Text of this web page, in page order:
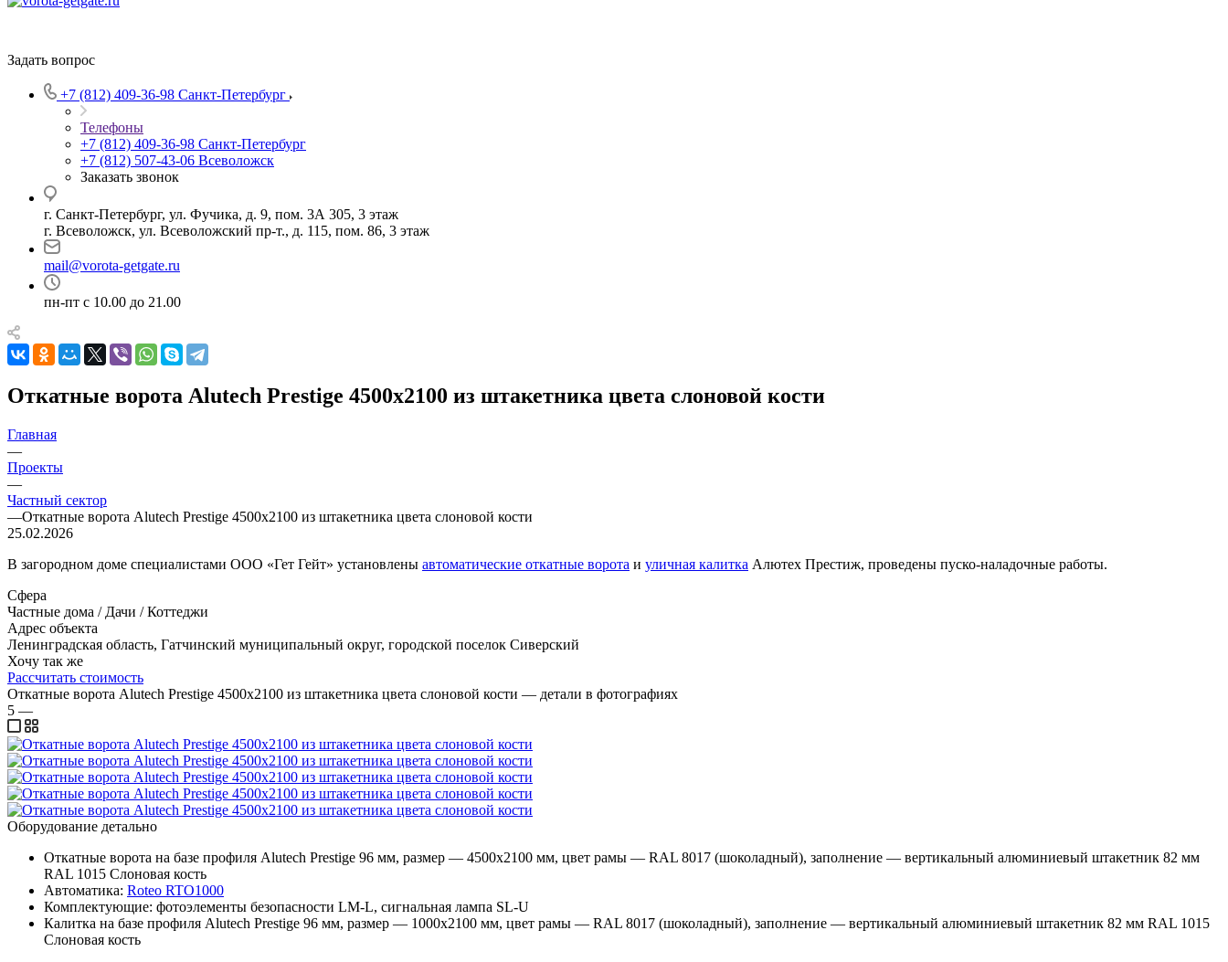
Задать вопрос
+7 (812) 409-36-98 Санкт-Петербург
Телефоны
+7 (812) 409-36-98 Санкт-Петербург
+7 (812) 507-43-06 Всеволожск
Заказать звонок
г. Санкт-Петербург, ул. Фучика, д. 9, пом. 3А 305, 3 этаж
г. Всеволожск, ул. Всеволожский пр-т., д. 115, пом. 86, 3 этаж
mail@vorota-getgate.ru
пн-пт c 10.00 до 21.00
Откатные ворота Alutech Prestige 4500х2100 из штакетника цвета слоновой кости
Главная
—
Проекты
—
Частный сектор
—Откатные ворота Alutech Prestige 4500х2100 из штакетника цвета слоновой кости
25.02.2026
В загородном доме специалистами ООО «Гет Гейт» установлены автоматические откатные ворота и уличная калитка Алютех Престиж, проведены пуско-наладочные работы.
Сфера
Частные дома / Дачи / Коттеджи
Адрес объекта
Ленинградская область, Гатчинский муниципальный округ, городской поселок Сиверский
Хочу так же
Рассчитать стоимость
Откатные ворота Alutech Prestige 4500х2100 из штакетника цвета слоновой кости — детали в фотографиях
5 —
Оборудование детально
Откатные ворота на базе профиля Alutech Prestige 96 мм, размер — 4500х2100 мм, цвет рамы — RAL 8017 (шоколадный), заполнение — вертикальный алюминиевый штакетник 82 мм
RAL 1015 Слоновая кость
Автоматика: Roteo RTO1000
Комплектующие: фотоэлементы безопасности LM-L, сигнальная лампа SL-U
Калитка на базе профиля Alutech Prestige 96 мм, размер — 1000х2100 мм, цвет рамы — RAL 8017 (шоколадный), заполнение — вертикальный алюминиевый штакетник 82 мм RAL 1015
Слоновая кость